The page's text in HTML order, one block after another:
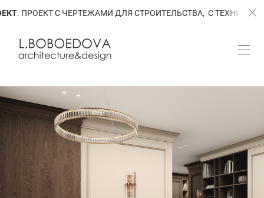
ДЛЯ СТРОИТЕЛЬСТВА, С ТЕХНИЧЕСКОЙ